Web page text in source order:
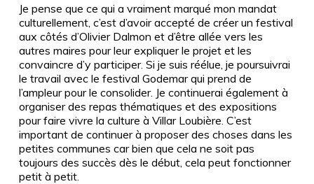
Je pense que ce qui a vraiment marqué mon mandat
culturellement, c’est d’avoir accepté de créer un festival
aux côtés d’Olivier Dalmon et d’être allée vers les
autres maires pour leur expliquer le projet et les
convaincre d’y participer. Si je suis réélue, je poursuivrai
le travail avec le festival Godemar qui prend de
l’ampleur pour le consolider. Je continuerai également à
organiser des repas thématiques et des expositions
pour faire vivre la culture à Villar Loubière. C’est
important de continuer à proposer des choses dans les
petites communes car bien que cela ne soit pas
toujours des succès dès le début, cela peut fonctionner
petit à petit.